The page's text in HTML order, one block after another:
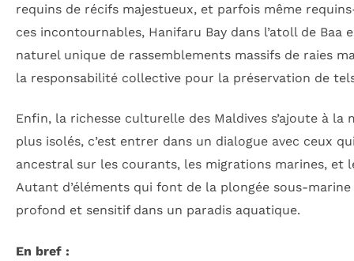
requins de récifs majestueux, et parfois même
ces incontournables, Hanifaru Bay dans l’atoll de Baa
naturel unique de rassemblements massifs de raies
la responsabilité collective pour la préservation de
Enfin, la richesse culturelle des Maldives s’ajoute à
plus isolés, c’est entrer dans un dialogue avec ceux
ancestral sur les courants, les migrations marines,
Autant d’éléments qui font de la plongée sous-
profond et sensitif dans un paradis aquatique.
En bref :